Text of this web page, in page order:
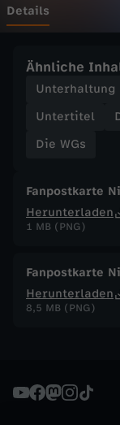
O
l
à
à
n
z
Details
Ähnliche
Unterhaltung
Untertitel
Die WGs
Fanpostkarte
Herunterladen
1 MB (PNG)
Fanpostkarte
Herunterladen
8,5 MB (PNG)